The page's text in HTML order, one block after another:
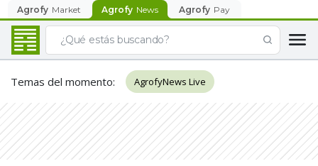
Agrofy Market Agrofy News Agrofy Pay
Temas del momento: AgrofyNews Live